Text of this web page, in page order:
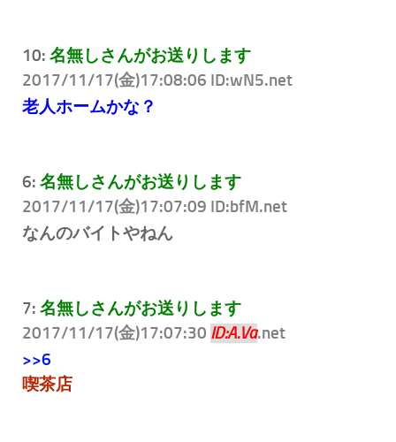
10: 名無しさんがお送りします
2017/11/17(金)17:08:06 ID:wN5.net
老人ホームかな？
6: 名無しさんがお送りします
2017/11/17(金)17:07:09 ID:bfM.net
なんのバイトやねん
7: 名無しさんがお送りします
2017/11/17(金)17:07:30 ID:A.Va.net
>>6
喫茶店